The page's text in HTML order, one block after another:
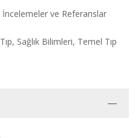
İncelemeler ve Referanslar
Tıp, Sağlık Bilimleri, Temel Tıp